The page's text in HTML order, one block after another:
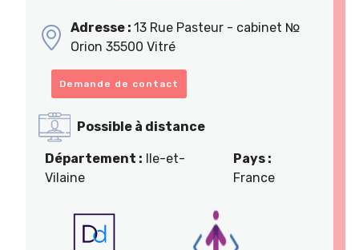
Adresse : 13 Rue Pasteur - cabinet №
Orion 35500 Vitré
Demande de contact
Possible à distance
Département : Ile-et-
Vilaine
Pays :
France